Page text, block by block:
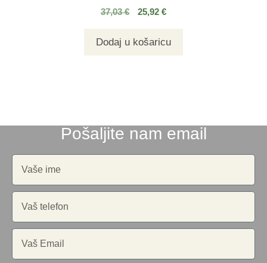
37,03€ 25,92 €
Dodaj u košaricu
Pošaljite nam email